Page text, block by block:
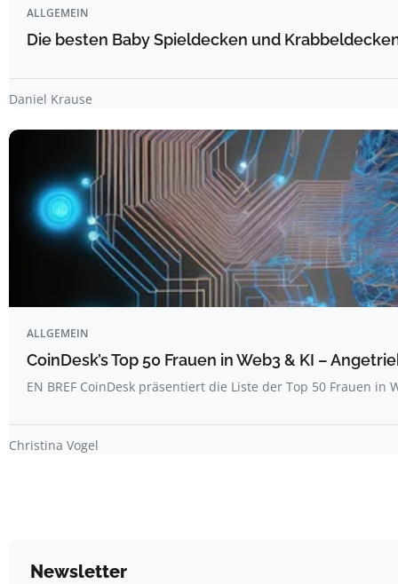
ALLGEMEIN
Die besten Baby Spieldecken und
Daniel Krause
ALLGEMEIN
CoinDesk’s Top 50 Frauen in Web3 & KI –
EN BREF CoinDesk präsentiert die Liste der Top 50 Frauen in
Christina Vogel
Newsletter